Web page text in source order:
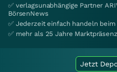
✅ verlagsunabhängige Partner
BörsenNews
✅ Jederzeit einfach handeln beim
✅ mehr als 25 Jahre Marktpräsenz
Jetzt